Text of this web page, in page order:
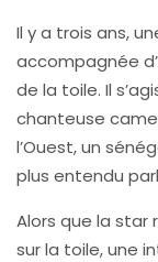
Il y a trois ans,
accompagnée
de la toile. Il
chanteuse
l’Ouest, un
plus entendu
Alors que la star
sur la toile, une